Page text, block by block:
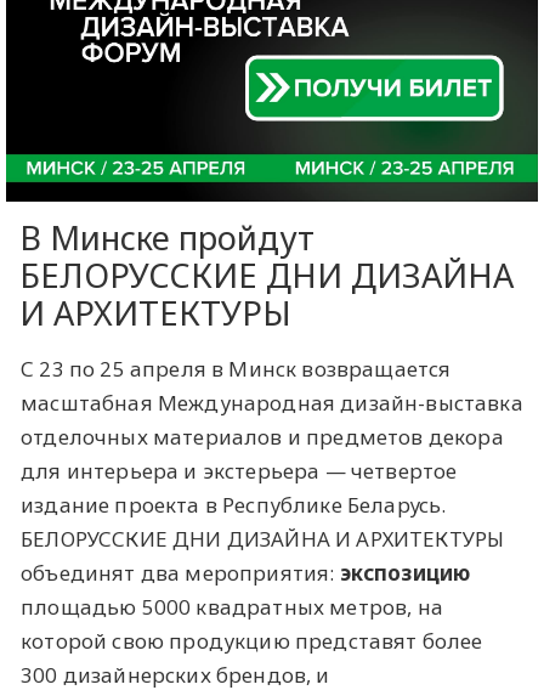
В Минске пройдут ​
БЕЛОРУССКИЕ ДНИ ДИЗАЙНА
И АРХИТЕКТУРЫ
С 23 по 25 апреля в Минск возвращается
масштабная Международная дизайн-выставка
отделочных материалов и предметов декора
для интерьера и экстерьера — четвертое
издание проекта в Республике Беларусь.
БЕЛОРУССКИЕ ДНИ ДИЗАЙНА И АРХИТЕКТУРЫ
объединят два мероприятия: экспозицию
площадью 5000 квадратных метров, на
которой свою продукцию представят более
300 дизайнерских брендов, и